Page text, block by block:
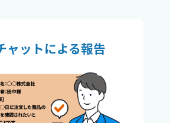
ャットによる報告